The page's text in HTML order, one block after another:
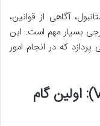
آگاهی از قوانین،
بسیار مهم است. این
که در انجام امور
کد مالیاتی (Vergi Numarası): اولین گام